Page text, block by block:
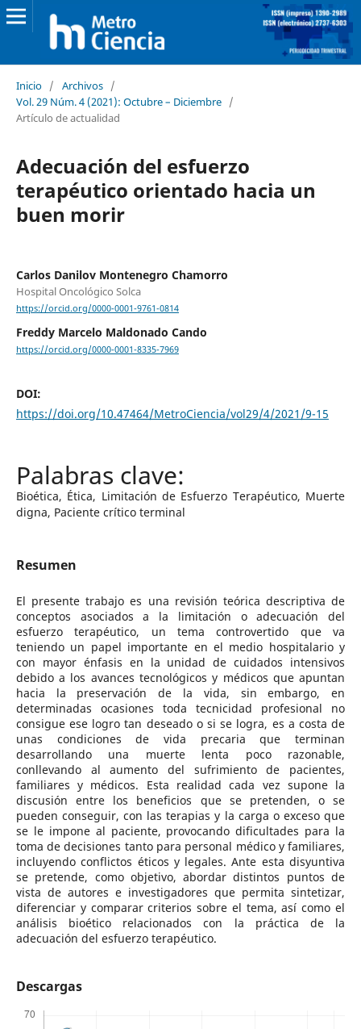
Inicio / Archivos /
Vol. 29 Núm. 4 (2021): Octubre – Diciembre /
Artículo de actualidad
Adecuación del esfuerzo
terapéutico orientado hacia un
buen morir
Carlos Danilov Montenegro Chamorro
Hospital Oncológico Solca
https://orcid.org/0000-0001-9761-0814
Freddy Marcelo Maldonado Cando
https://orcid.org/0000-0001-8335-7969
DOI:
https://doi.org/10.47464/MetroCiencia/vol29/4/2021/9-15
Bioética, Ética, Limitación de Esfuerzo Terapéutico, Muerte
digna, Paciente crítico terminal
Resumen
El presente trabajo es una revisión teórica descriptiva de
conceptos asociados a la limitación o adecuación del
esfuerzo terapéutico, un tema controvertido que va
teniendo un papel importante en el medio hospitalario y
con mayor énfasis en la unidad de cuidados intensivos
debido a los avances tecnológicos y médicos que apuntan
hacia la preservación de la vida, sin embargo, en
determinadas ocasiones toda tecnicidad profesional no
consigue ese logro tan deseado o si se logra, es a costa de
unas condiciones de vida precaria que terminan
desarrollando una muerte lenta poco razonable,
conllevando al aumento del sufrimiento de pacientes,
familiares y médicos. Esta realidad cada vez supone la
discusión entre los beneficios que se pretenden, o se
pueden conseguir, con las terapias y la carga o exceso que
se le impone al paciente, provocando dificultades para la
toma de decisiones tanto para personal médico y familiares,
incluyendo conflictos éticos y legales. Ante esta disyuntiva
se pretende, como objetivo, abordar distintos puntos de
vista de autores e investigadores que permita sintetizar,
diferenciar y comparar criterios sobre el tema, así como el
análisis bioético relacionados con la práctica de la
adecuación del esfuerzo terapéutico.
Descargas